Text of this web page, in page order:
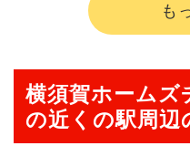
も
横須賀ホームズ
の近くの駅周辺